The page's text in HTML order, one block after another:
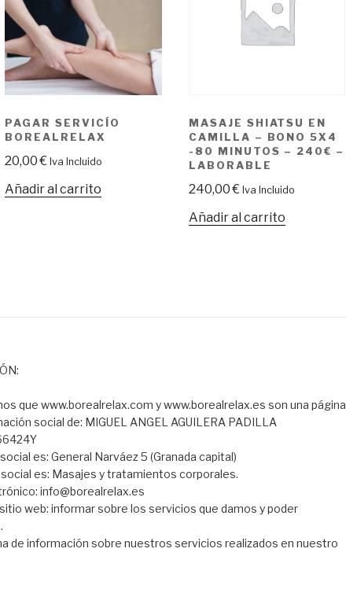
PAGAR SERVICÍO
BOREALRELAX
20,00€ Iva Incluido
Añadir al carrito
MASAJE SHIATSU EN
CAMILLA – BONO 5X4
-80 MINUTOS – 240€ –
LABORABLE
240,00€ Iva Incluido
Añadir al carrito
que www.borealrelax.com y www.borealrelax.es son una página
social de: MIGUEL ANGEL AGUILERA PADILLA
es: General Narváez 5 (Granada capital)
es: Masajes y tratamientos corporales.
info@borealrelax.es
web: informar sobre los servicios que damos y poder
de información sobre nuestros servicios realizados en nuestro